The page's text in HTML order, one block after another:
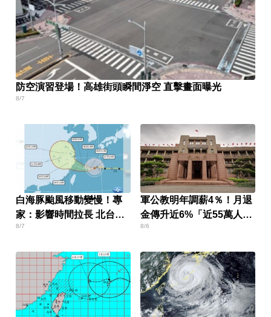
防空演習登場！高雄街頭瞬間淨空 直擊畫面曝光
8/7
白海豚颱風移動變慢！專
家：影響時間拉長 北台恐
迎狂風暴雨
8/7
軍公教明年調薪4％！月退
金傳升近6%「近55萬人受
惠」
8/6